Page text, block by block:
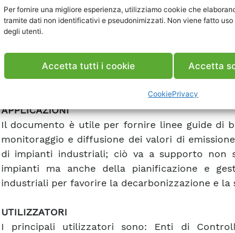
Per fornire una migliore esperienza, utilizziamo cookie che
tramite dati non identificativi e pseudonimizzati. Non viene fatto
degli utenti.
Accetta tutti i cookie Accetta
CookiePrivacy
prendere forma attraverso il ‘Manuale di
molti anni fa dalla collaborazione tra l’allora
che si è dimostrato uno strumento molto
necessità di ottemperanza alla Legge,
strategico anche a livello centrale per
impianti e disegnare le strategie di domani.
APPLICAZIONI
Il documento è utile per fornire linee guide di
monitoraggio e diffusione dei valori di
di impianti industriali; ciò va a supporto non
impianti ma anche della pianificazione e
industriali per favorire la decarbonizzazione e la
UTILIZZATORI
I principali utilizzatori sono: Enti di